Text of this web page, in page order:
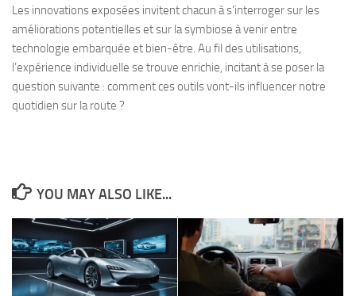
Les innovations exposées invitent chacun à s’interroger sur les
améliorations potentielles et sur la symbiose à venir entre
technologie embarquée et bien-être. Au fil des utilisations,
l’expérience individuelle se trouve enrichie, incitant à se poser la
question suivante : comment ces outils vont-ils influencer notre
quotidien sur la route ?
YOU MAY ALSO LIKE...